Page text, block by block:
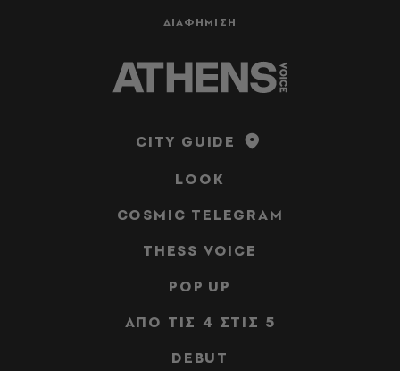
ΔΙΑΦΗΜΙΣΗ
CITY GUIDE
LOOK
COSMIC TELEGRAM
THESS VOICE
POP UP
ΑΠΟ ΤΙΣ 4 ΣΤΙΣ 5
DEBUT